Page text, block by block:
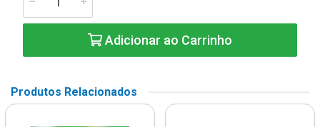
Adicionar ao Carrinho
Produtos Relacionados